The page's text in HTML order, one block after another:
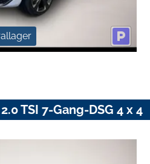
TSI 7-Gang-DSG 4 x 4